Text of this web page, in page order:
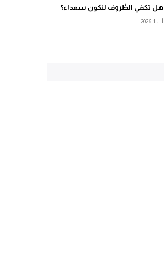
هل تكفي الظّروف لنكون سعداء؟
آب 1, 2026